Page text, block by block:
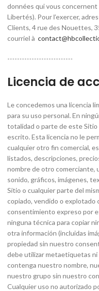
données qui vous
Libertés). Pour l’exercer,
Clients, 4 rue des Nouettes,
courriel à
---------------------------
Licencia de
Le concedemos una licencia
para su uso personal. En
totalidad o parte de este
escrito. Esta licencia no le
cualquier otro fin comercial,
listados, descripciones,
nombre de otro comerciante,
sonido, gráficos, imágenes,
Sitio o cualquier parte del
copiado, vendido o explotado
consentimiento expreso por
ninguna técnica para copiar
otra información (incluidas
propiedad sin nuestro
debe utilizar metaetiquetas
contenga nuestro nombre,
nuestro grupo sin nuestro
Cualquier uso no autorizado